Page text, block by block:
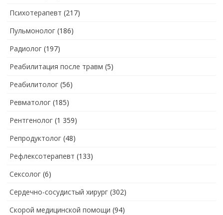
Психотерапевт (217)
Пульмонолог (186)
Радиолог (197)
Реабилитация после травм (5)
Реабилитолог (56)
Ревматолог (185)
Рентгенолог (1 359)
Репродуктолог (48)
Рефлексотерапевт (133)
Сексолог (6)
Сердечно-сосудистый хирург (302)
Скорой медицинской помощи (94)